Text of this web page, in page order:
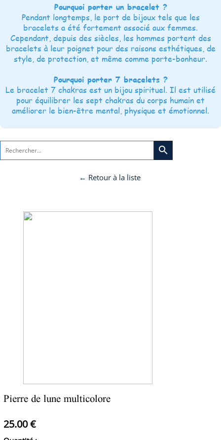
Pourquoi porter un bracelet ?
Pendant longtemps, le port de bijoux tels que les
bracelets a été fortement associé aux femmes.
Cependant, depuis des siècles, les hommes portent des
bracelets à leur poignet pour des raisons esthétiques, de
style, de protection, et même comme porte-bonheur.
Pourquoi porter 7 bracelets ?
Le bracelet 7 chakras est un bijou spirituel. Il est utilisé
pour équilibrer les sept chakras du corps humain et
améliorer le bien-être mental, physique et émotionnel.
search
← Retour à la liste
Pierre de lune multicolore
25.00 €